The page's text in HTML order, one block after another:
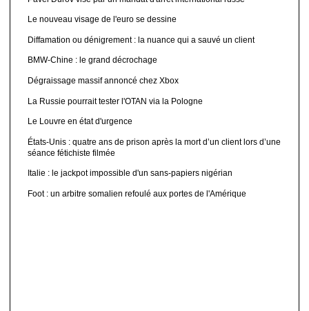
Le nouveau visage de l'euro se dessine
Diffamation ou dénigrement : la nuance qui a sauvé un client
BMW-Chine : le grand décrochage
Dégraissage massif annoncé chez Xbox
La Russie pourrait tester l'OTAN via la Pologne
Le Louvre en état d'urgence
États-Unis : quatre ans de prison après la mort d’un client lors d’une
séance fétichiste filmée
Italie : le jackpot impossible d'un sans-papiers nigérian
Foot : un arbitre somalien refoulé aux portes de l'Amérique